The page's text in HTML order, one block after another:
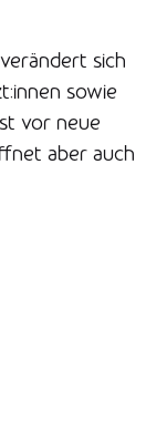
sich
sowie
vor neue
aber auch